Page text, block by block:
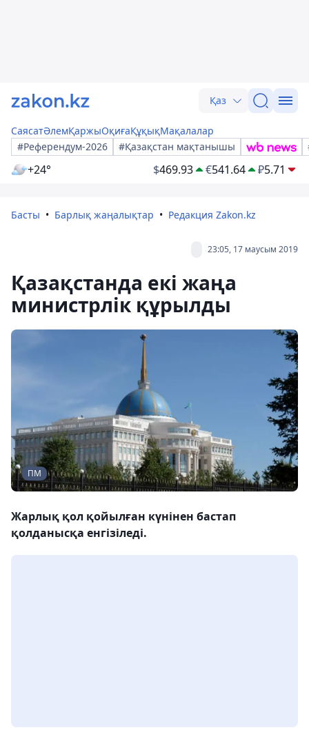
Қаз
СаясатӘлемҚаржыОқиғаҚұқықМақалалар
#Референдум-2026
#Қазақстан мақтанышы
+24° $469.93 €541.64 ₽5.71
Басты Барлық жаңалықтар Редакция Zakon.kz
23:05, 17 маусым 2019
Қазақстанда екі жаңа
министрлік құрылды
ПМ
Жарлық қол қойылған күнінен бастап
қолданысқа енгізіледі.